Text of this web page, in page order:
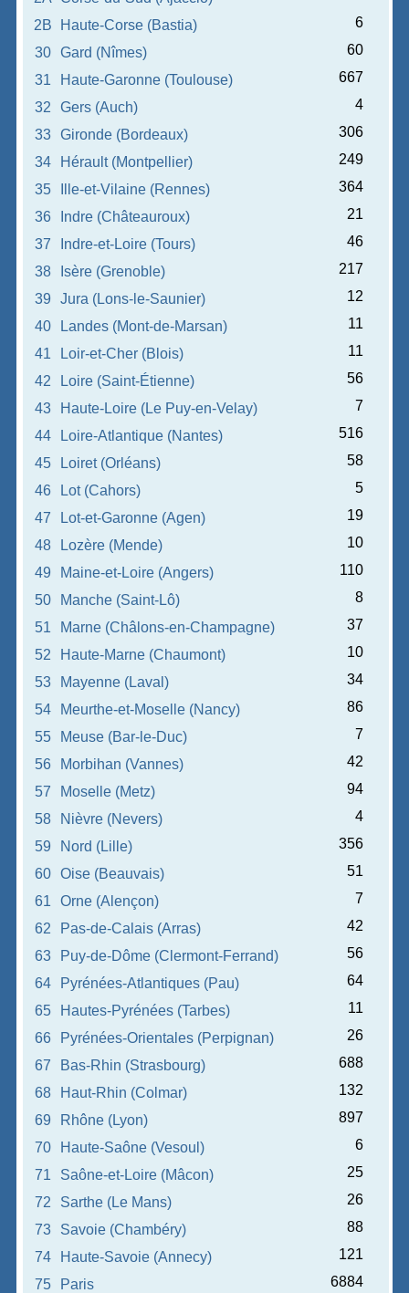
2B
Haute-Corse (Bastia)
6
30
Gard (Nîmes)
60
31
Haute-Garonne (Toulouse)
667
32
Gers (Auch)
4
33
Gironde (Bordeaux)
306
34
Hérault (Montpellier)
249
35
Ille-et-Vilaine (Rennes)
364
36
Indre (Châteauroux)
21
37
Indre-et-Loire (Tours)
46
38
Isère (Grenoble)
217
39
Jura (Lons-le-Saunier)
12
40
Landes (Mont-de-Marsan)
11
41
Loir-et-Cher (Blois)
11
42
Loire (Saint-Étienne)
56
43
Haute-Loire (Le Puy-en-Velay)
7
44
Loire-Atlantique (Nantes)
516
45
Loiret (Orléans)
58
46
Lot (Cahors)
5
47
Lot-et-Garonne (Agen)
19
48
Lozère (Mende)
10
49
Maine-et-Loire (Angers)
110
50
Manche (Saint-Lô)
8
51
Marne (Châlons-en-Champagne)
37
52
Haute-Marne (Chaumont)
10
53
Mayenne (Laval)
34
54
Meurthe-et-Moselle (Nancy)
86
55
Meuse (Bar-le-Duc)
7
56
Morbihan (Vannes)
42
57
Moselle (Metz)
94
58
Nièvre (Nevers)
4
59
Nord (Lille)
356
60
Oise (Beauvais)
51
61
Orne (Alençon)
7
62
Pas-de-Calais (Arras)
42
63
Puy-de-Dôme (Clermont-Ferrand)
56
64
Pyrénées-Atlantiques (Pau)
64
65
Hautes-Pyrénées (Tarbes)
11
66
Pyrénées-Orientales (Perpignan)
26
67
Bas-Rhin (Strasbourg)
688
68
Haut-Rhin (Colmar)
132
69
Rhône (Lyon)
897
70
Haute-Saône (Vesoul)
6
71
Saône-et-Loire (Mâcon)
25
72
Sarthe (Le Mans)
26
73
Savoie (Chambéry)
88
74
Haute-Savoie (Annecy)
121
75
Paris
6884